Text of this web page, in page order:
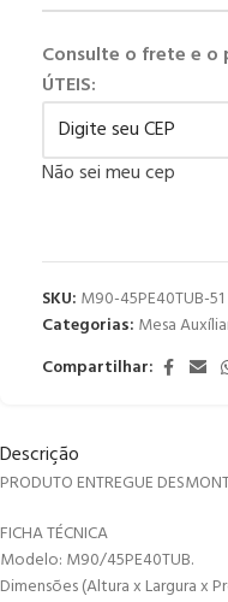
Consulte o frete e o
ÚTEIS:
Não sei meu cep
SKU: M90-45PE40TUB-51
Categorias: Mesa
Compartilhar:
Descrição
PRODUTO ENTREGUE
FICHA TÉCNICA
Modelo: M90/45PE40TUB.
Dimensões (Altura x Largura x